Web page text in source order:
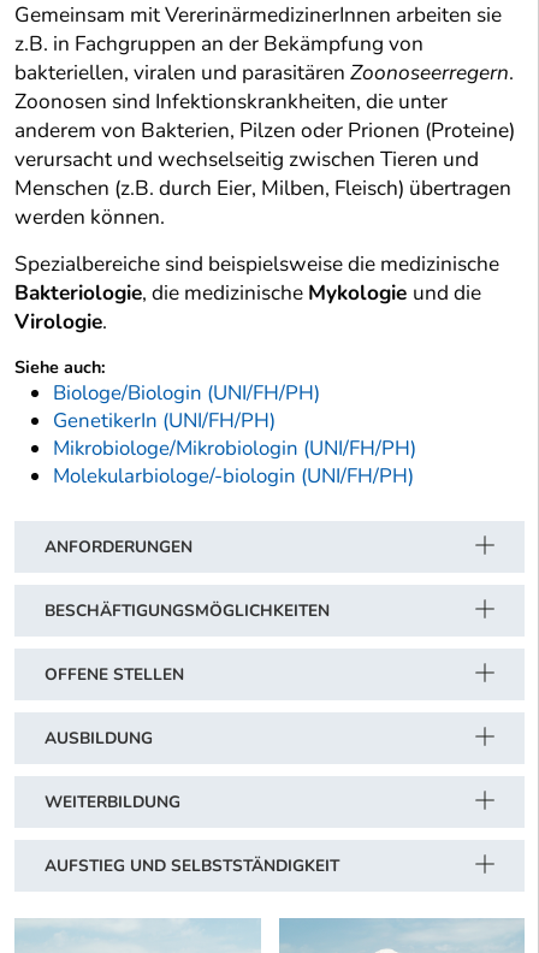
Gemeinsam mit VererinärmedizinerInnen arbeiten sie
z.B. in Fachgruppen an der Bekämpfung von
bakteriellen, viralen und parasitären Zoonoseerregern.
Zoonosen sind Infektionskrankheiten, die unter
anderem von Bakterien, Pilzen oder Prionen (Proteine)
verursacht und wechselseitig zwischen Tieren und
Menschen (z.B. durch Eier, Milben, Fleisch) übertragen
werden können.
Spezialbereiche sind beispielsweise die medizinische
Bakteriologie, die medizinische Mykologie und die
Virologie.
Siehe auch:
Biologe/Biologin (UNI/FH/PH)
GenetikerIn (UNI/FH/PH)
Mikrobiologe/Mikrobiologin (UNI/FH/PH)
Molekularbiologe/-biologin (UNI/FH/PH)
ANFORDERUNGEN
BESCHÄFTIGUNGSMÖGLICHKEITEN
OFFENE STELLEN
AUSBILDUNG
WEITERBILDUNG
AUFSTIEG UND SELBSTSTÄNDIGKEIT